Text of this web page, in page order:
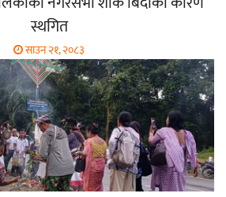
स्थगित
साउन २१, २०८३